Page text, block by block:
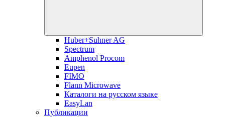
Huber+Suhner AG
Spectrum
Amphenol Procom
Eupen
FIMO
Flann Microwave
Каталоги на русском языке
EasyLan
Публикации